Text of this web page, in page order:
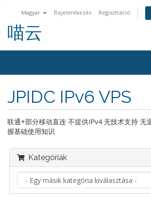
Magyar Bejelentkezés Regisztráció
喵云
JPIDC IPv6 VPS
联通+部分移动直连 不提供IPv4 无技术支持 无
握基础使用知识
Kategóriák